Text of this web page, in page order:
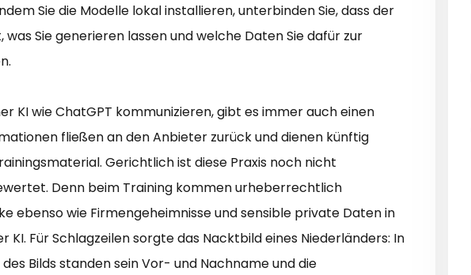
Sie die Modelle lokal installieren, unterbinden Sie, dass der
Sie generieren lassen und welche Daten Sie dafür zur
KI wie ChatGPT kommunizieren, gibt es immer auch einen
fließen an den Anbieter zurück und dienen künftig
Gerichtlich ist diese Praxis noch nicht
Denn beim Training kommen urheberrechtlich
ebenso wie Firmengeheimnisse und sensible private Daten in
KI. Für Schlagzeilen sorgte das Nacktbild eines Niederländers: In
Bilds standen sein Vor- und Nachname und die